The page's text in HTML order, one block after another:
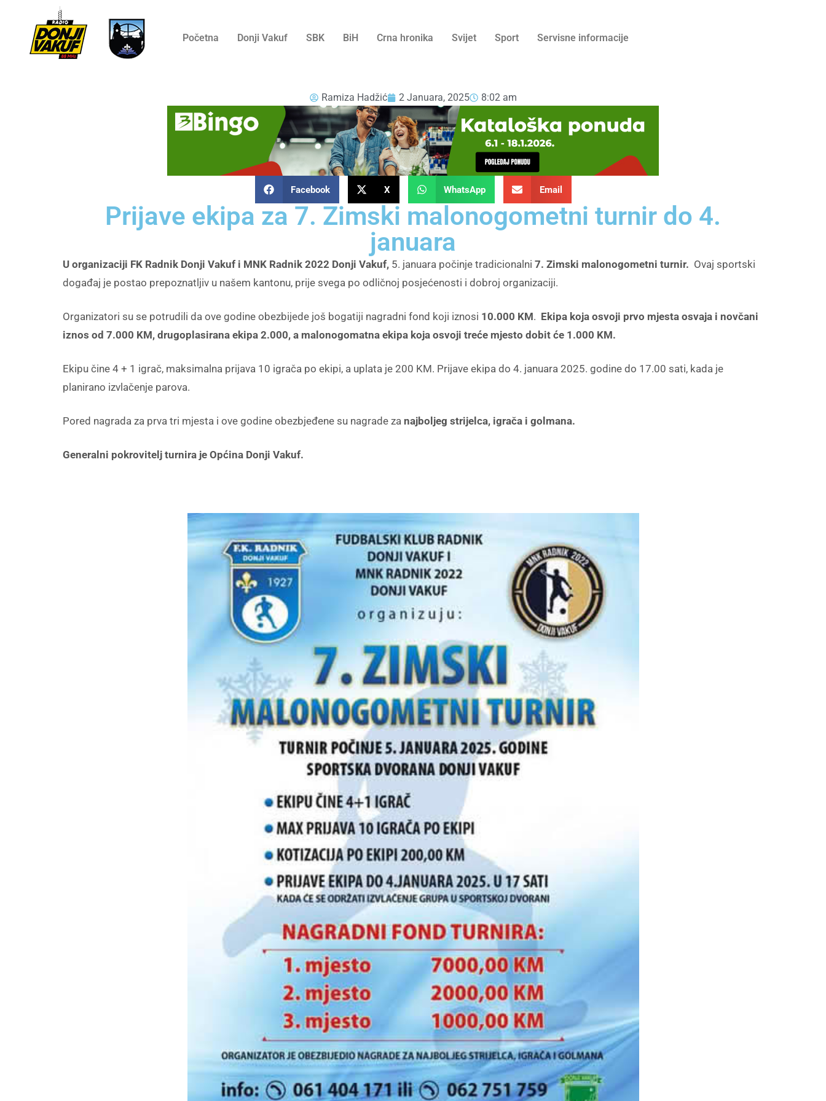
Početna Donji Vakuf SBK BiH Crna hronika Svijet Sport Servisne informacije
Ramiza Hadžić 2 Januara, 2025 8:02 am
Facebook X WhatsApp Email
Prijave ekipa za 7. Zimski malonogometni turnir do 4.
januara
U organizaciji FK Radnik Donji Vakuf i MNK Radnik 2022 Donji Vakuf, 5. januara počinje tradicionalni 7. Zimski malonogometni turnir. Ovaj sportski
događaj je postao prepoznatljiv u našem kantonu, prije svega po odličnoj posjećenosti i dobroj organizaciji.
Organizatori su se potrudili da ove godine obezbijede još bogatiji nagradni fond koji iznosi 10.000 KM. Ekipa koja osvoji prvo mjesta osvaja i novčani
iznos od 7.000 KM, drugoplasirana ekipa 2.000, a malonogomatna ekipa koja osvoji treće mjesto dobit će 1.000 KM.
Ekipu čine 4 + 1 igrač, maksimalna prijava 10 igrača po ekipi, a uplata je 200 KM. Prijave ekipa do 4. januara 2025. godine do 17.00 sati, kada je
planirano izvlačenje parova.
Pored nagrada za prva tri mjesta i ove godine obezbjeđene su nagrade za najboljeg strijelca, igrača i golmana.
Generalni pokrovitelj turnira je Općina Donji Vakuf.